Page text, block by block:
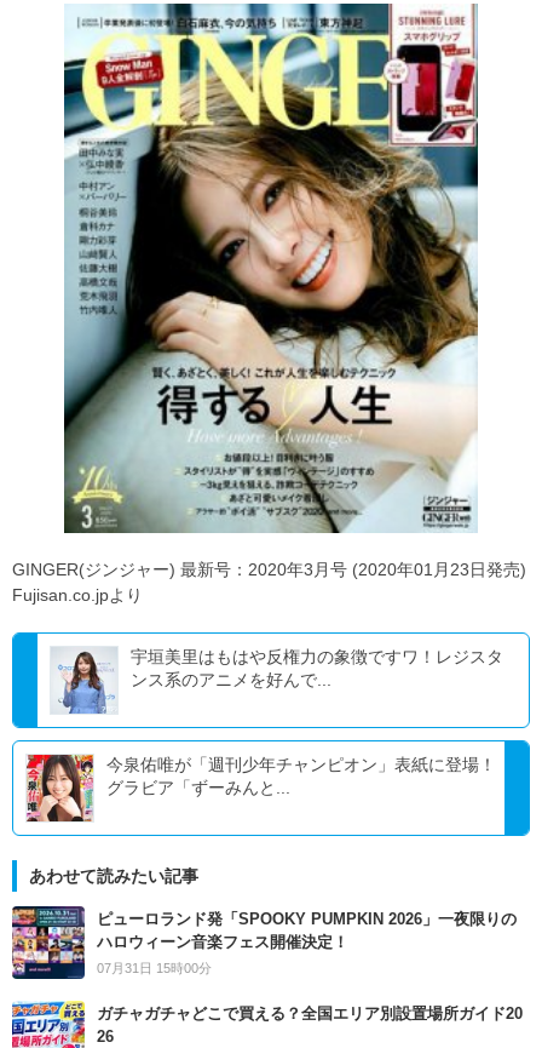
GINGER(ジンジャー) 最新号：2020年3月号 (2020年01月23日発売)
Fujisan.co.jpより
宇垣美里はもはや反権力の象徴ですワ！レジスタ
ンス系のアニメを好んで...
今泉佑唯が「週刊少年チャンピオン」表紙に登場！
グラビア「ずーみんと...
あわせて読みたい記事
ピューロランド発「SPOOKY PUMPKIN 2026」一夜限りの
ハロウィーン音楽フェス開催決定！
07月31日 15時00分
ガチャガチャどこで買える？全国エリア別設置場所ガイド20
26